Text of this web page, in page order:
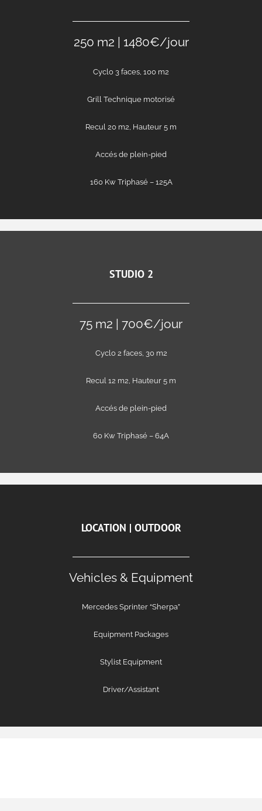
250 m2 | 1480€/jour
Cyclo 3 faces, 100 m2
Grill Technique motorisé
Recul 20 m2, Hauteur 5 m
Accés de plein-pied
160 Kw Triphasé – 125A
STUDIO 2
75 m2 | 700€/jour
Cyclo 2 faces, 30 m2
Recul 12 m2, Hauteur 5 m
Accés de plein-pied
60 Kw Triphasé – 64A
LOCATION | OUTDOOR
Vehicles & Equipment
Mercedes Sprinter “Sherpa”
Equipment Packages
Stylist Equipment
Driver/Assistant